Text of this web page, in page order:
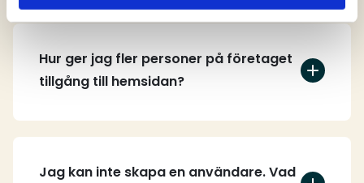
Hur ger jag fler personer på företaget
tillgång till hemsidan?
Jag kan inte skapa en användare. Vad